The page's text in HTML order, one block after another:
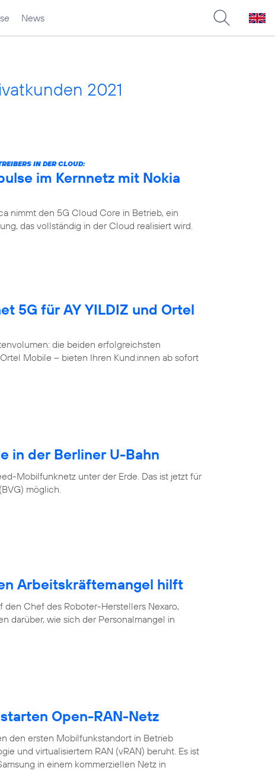
News
2021
IN DER CLOUD:
im Kernnetz mit Nokia
nimmt den 5G Cloud Core in Betrieb, ein
das vollständig in der Cloud realisiert wird.
5G für AY YILDIZ und Ortel
die beiden erfolgreichsten
Mobile – bieten Ihren Kund:innen ab sofort
in der Berliner U-Bahn
Mobilfunknetz unter der Erde. Das ist jetzt für
möglich.
Arbeitskräftemangel hilft
den Chef des Roboter-Herstellers Nexaro,
darüber, wie sich der Personalmangel in
Open-RAN-Netz
den ersten Mobilfunkstandort in Betrieb
und virtualisiertem RAN (vRAN) beruht. Es ist
in einem kommerziellen Netz in